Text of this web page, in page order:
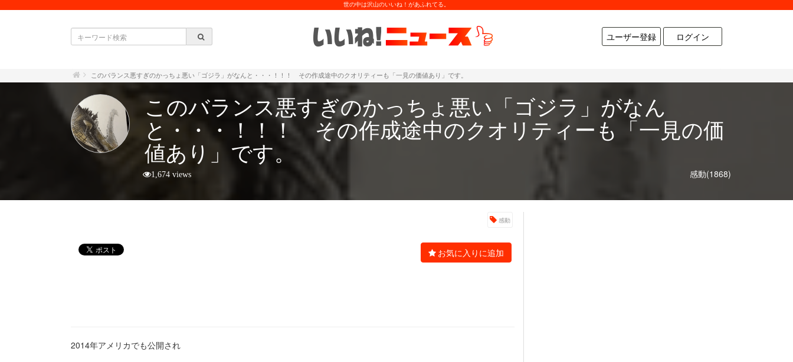
世の中は沢山のいいね！があふれてる。
ユーザー登録 ログイン
このバランス悪すぎのかっちょ悪い「ゴジラ」がなんと・・・！！！ その作成途中のクオリティーも「一見の価値あり」です。
このバランス悪すぎのかっちょ悪い「ゴジラ」がなん
と・・・！！！ その作成途中のクオリティーも「一見の価
値あり」です。
感動(1868)
1,674 views
感動
お気に入りに追加
2014年アメリカでも公開され